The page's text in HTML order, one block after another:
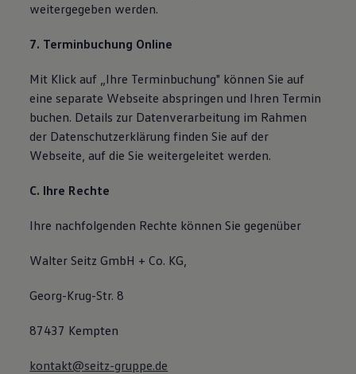
weitergegeben werden.
7. Terminbuchung Online
Mit Klick auf „Ihre Terminbuchung" können Sie auf
eine separate Webseite abspringen und Ihren Termin
buchen. Details zur Datenverarbeitung im Rahmen
der Datenschutzerklärung finden Sie auf der
Webseite, auf die Sie weitergeleitet werden.
C. Ihre Rechte
Ihre nachfolgenden Rechte können Sie gegenüber
Walter Seitz GmbH + Co. KG,
Georg-Krug-Str. 8
87437 Kempten
kontakt@seitz-gruppe.de